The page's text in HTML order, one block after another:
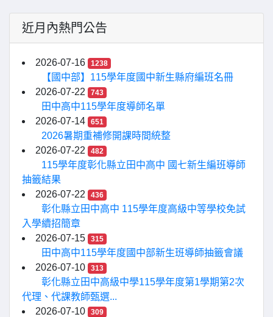
近月內熱門公告
2026-07-16 1238
【國中部】115學年度國中新生縣府編班名冊
2026-07-22
743
田中高中115學年度導師名單
2026-07-14
651
2026暑期重補修開課時間統整
2026-07-22
482
115學年度彰化縣立田中高中 國七新生編班導師
抽籤結果
2026-07-22
436
彰化縣立田中高中 115學年度高級中等學校免試
入學續招簡章
2026-07-15
315
田中高中115學年度國中部新生班導師抽籤會議
2026-07-10
313
彰化縣立田中高級中學115學年度第1學期第2次
代理、代課教師甄選...
2026-07-10
309